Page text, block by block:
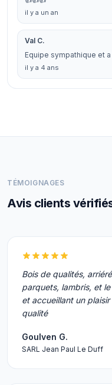
il y a un an
Val C.
Equipe sympathique et
il y a 4 ans
TÉMOIGNAGES
Avis clients
Bois de qualités,
parquets, lambris, et
et accueillant un
qualité
Goulven G.
SARL Jean Paul Le Duff